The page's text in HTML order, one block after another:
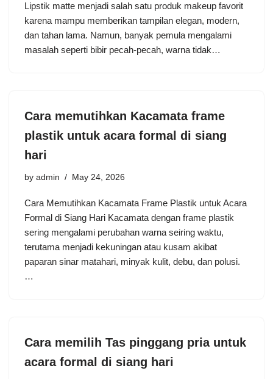
Lipstik matte menjadi salah satu produk makeup favorit
karena mampu memberikan tampilan elegan, modern,
dan tahan lama. Namun, banyak pemula mengalami
masalah seperti bibir pecah-pecah, warna tidak…
Cara memutihkan Kacamata frame
plastik untuk acara formal di siang
hari
by admin May 24, 2026
Cara Memutihkan Kacamata Frame Plastik untuk Acara
Formal di Siang Hari Kacamata dengan frame plastik
sering mengalami perubahan warna seiring waktu,
terutama menjadi kekuningan atau kusam akibat
paparan sinar matahari, minyak kulit, debu, dan polusi.
…
Cara memilih Tas pinggang pria untuk
acara formal di siang hari